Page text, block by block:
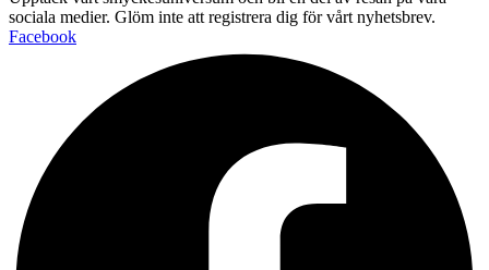
sociala medier. Glöm inte att registrera dig för vårt nyhetsbrev.
Facebook